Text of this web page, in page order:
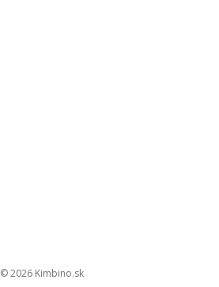
© 2026 kimbino.sk